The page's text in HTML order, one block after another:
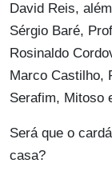
David Reis,
Sérgio Baré,
Rosinaldo
Marco Castilho,
Serafim, Mitoso
Será que o
casa?